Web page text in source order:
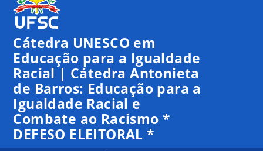
Cátedra UNESCO em
Educação para a Igualdade
Racial | Cátedra Antonieta
de Barros: Educação para a
Igualdade Racial e
Combate ao Racismo *
DEFESO ELEITORAL *